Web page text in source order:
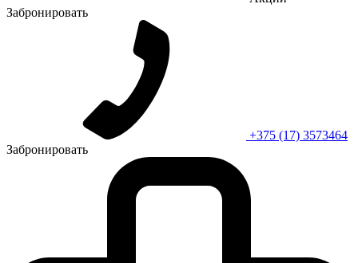
Забронировать
+375 (17) 3573464
Забронировать